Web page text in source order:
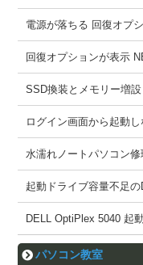
電源が落ちる 回復オプ
回復オプションが表示
SSD換装とメモリー増
ログイン画面から起動
水濡れノートパソコン修
起動ドライブ容量不足
DELL OptiPlex 5040 起
パソコン教室